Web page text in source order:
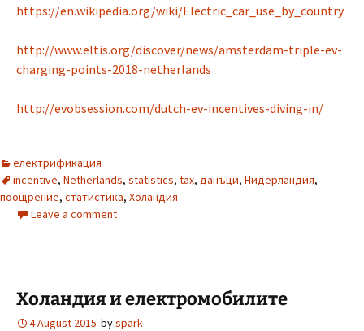
https://en.wikipedia.org/wiki/Electric_car_use_by_country
http://www.eltis.org/discover/news/amsterdam-triple-ev-
charging-points-2018-netherlands
http://evobsession.com/dutch-ev-incentives-diving-in/
електрификация
incentive, Netherlands, statistics, tax, данъци, Нидерландия,
поощрение, статистика, Холандия
Leave a comment
Холандия и електромобилите
4 August 2015 byspark